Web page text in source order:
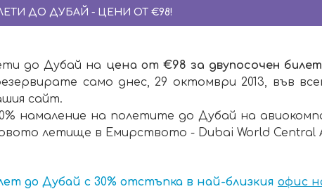
ДО ДУБАЙ - ЦЕНИ ОТ €98!
до Дубай на цена от €98 за двупосочен
само днес, 29 октомври 2013, във
сайт.
намаление на полетите до Дубай на
летище в Емирството - Dubai World Central
до Дубай с 30% отстъпка в най-близкия офис